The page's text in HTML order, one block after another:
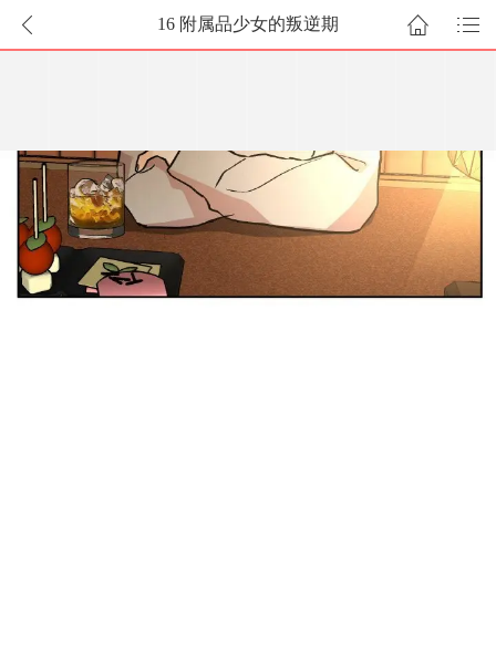
16 附属品少女的叛逆期